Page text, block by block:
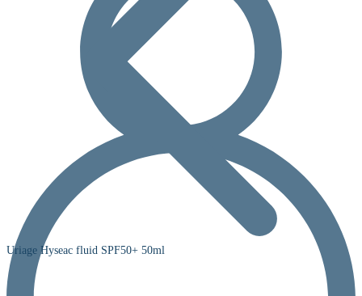
Uriage Hyseac fluid SPF50+ 50ml